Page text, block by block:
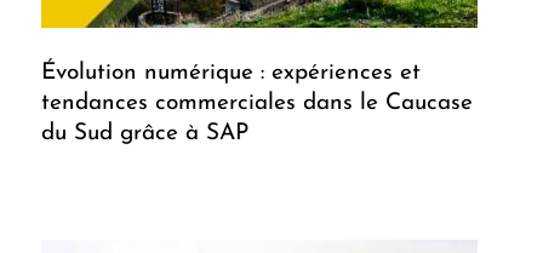
Évolution numérique : expériences et
tendances commerciales dans le Caucase
du Sud grâce à SAP